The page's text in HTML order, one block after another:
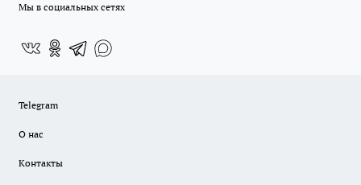
Мы в социальных сетях
Telegram
О нас
Контакты